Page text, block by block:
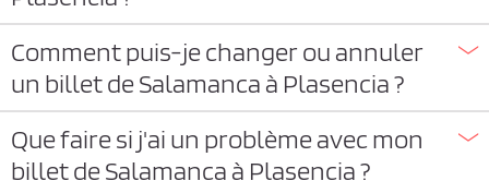
Comment puis-je changer ou annuler
un billet de Salamanca à Plasencia ?
Que faire si j'ai un problème avec mon
billet de Salamanca à Plasencia ?